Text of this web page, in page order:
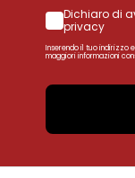
Dichiaro di
privacy
Inserendo il tuo indirizzo
maggiori informazioni